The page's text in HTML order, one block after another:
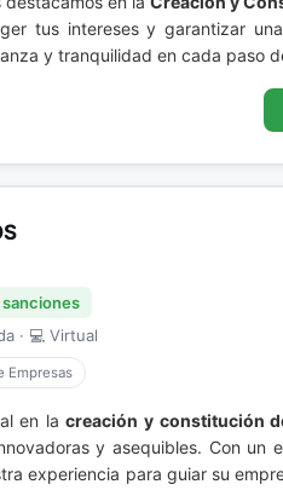
tus intereses y garantizar
y tranquilidad en cada paso
· 💻 Virtual
Empresas
en lacreación y constitución
y asequibles. Con
experiencia para guiar su